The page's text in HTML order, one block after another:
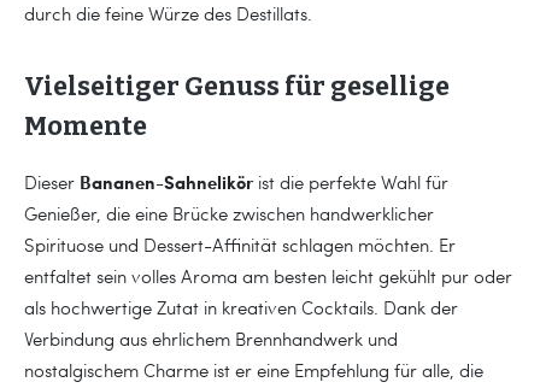
durch die feine Würze des Destillats.
Vielseitiger Genuss für gesellige
Momente
Dieser Bananen-Sahnelikör ist die perfekte Wahl für
Genießer, die eine Brücke zwischen handwerklicher
Spirituose und Dessert-Affinität schlagen möchten. Er
entfaltet sein volles Aroma am besten leicht gekühlt pur oder
als hochwertige Zutat in kreativen Cocktails. Dank der
Verbindung aus ehrlichem Brennhandwerk und
nostalgischem Charme ist er eine Empfehlung für alle, die